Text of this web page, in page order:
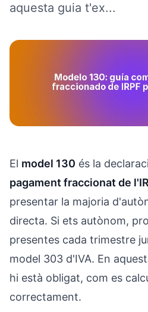
aquesta guia t'ex...
El model 130 és la
pagament fraccionat de
presentar la majoria
directa. Si ets autònom,
presentes cada trimestre
model 303 d'IVA. En
hi està obligat, com es
correctament.